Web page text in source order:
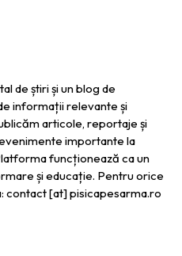
de știri și un blog de
informații relevante și
articole, reportaje și
importante la
funcționează ca un
și educație. Pentru orice
contact [at] pisicapesarma.ro